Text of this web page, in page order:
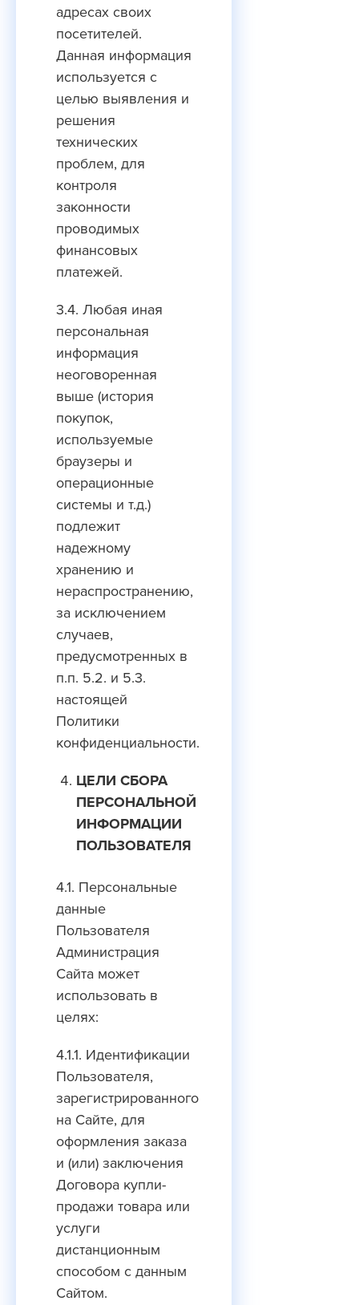
адресах своих
посетителей.
Данная информация
используется с
целью выявления и
решения
технических
проблем, для
контроля
законности
проводимых
финансовых
платежей.
3.4. Любая иная
персональная
информация
неоговоренная
выше (история
покупок,
используемые
браузеры и
операционные
системы и т.д.)
подлежит
надежному
хранению и
нераспространению,
за исключением
случаев,
предусмотренных в
п.п. 5.2. и 5.3.
настоящей
Политики
конфиденциальности.
ЦЕЛИ СБОРА
ПЕРСОНАЛЬНОЙ
ИНФОРМАЦИИ
ПОЛЬЗОВАТЕЛЯ
4.1. Персональные
данные
Пользователя
Администрация
Сайта может
использовать в
целях:
4.1.1. Идентификации
Пользователя,
зарегистрированного
на Сайте, для
оформления заказа
и (или) заключения
Договора купли-
продажи товара или
услуги
дистанционным
способом с данным
Cайтом.